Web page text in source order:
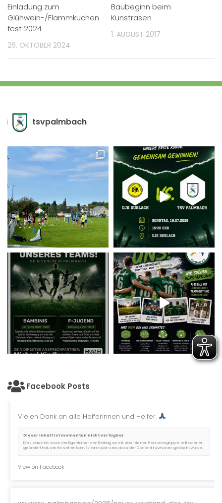
Einladung zum
Glühwein-/Flammkuchen
fest 2024
26. OKTOBER 2024
Baubeginn beim
Kunstrasen
1. AUGUST 2017
tsvpalmbach
Facebook Posts
Vielen Dank an alle Helferinnen und Helfer.
Dieser Inhalt ist momentan nicht verfügbar
Dies passiert, wenn der Eigentümer den Beitrag nur mit einer kleinen Personengruppe teilt oder er
geändert hat, wer ihn sehen kann. Es kann auch sein, dass der Content inzwischen gelöscht wurde.
View on Facebook